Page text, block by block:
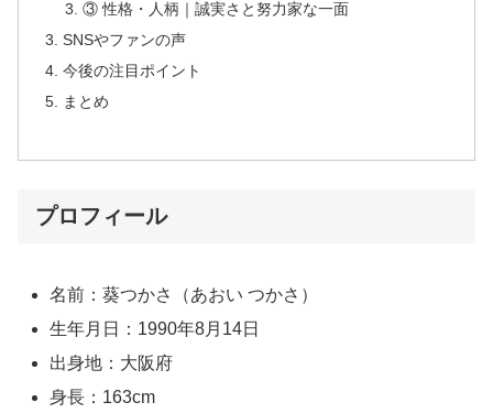
③ 性格・人柄｜誠実さと努力家な一面
SNSやファンの声
今後の注目ポイント
まとめ
プロフィール
名前：葵つかさ（あおい つかさ）
生年月日：1990年8月14日
出身地：大阪府
身長：163cm